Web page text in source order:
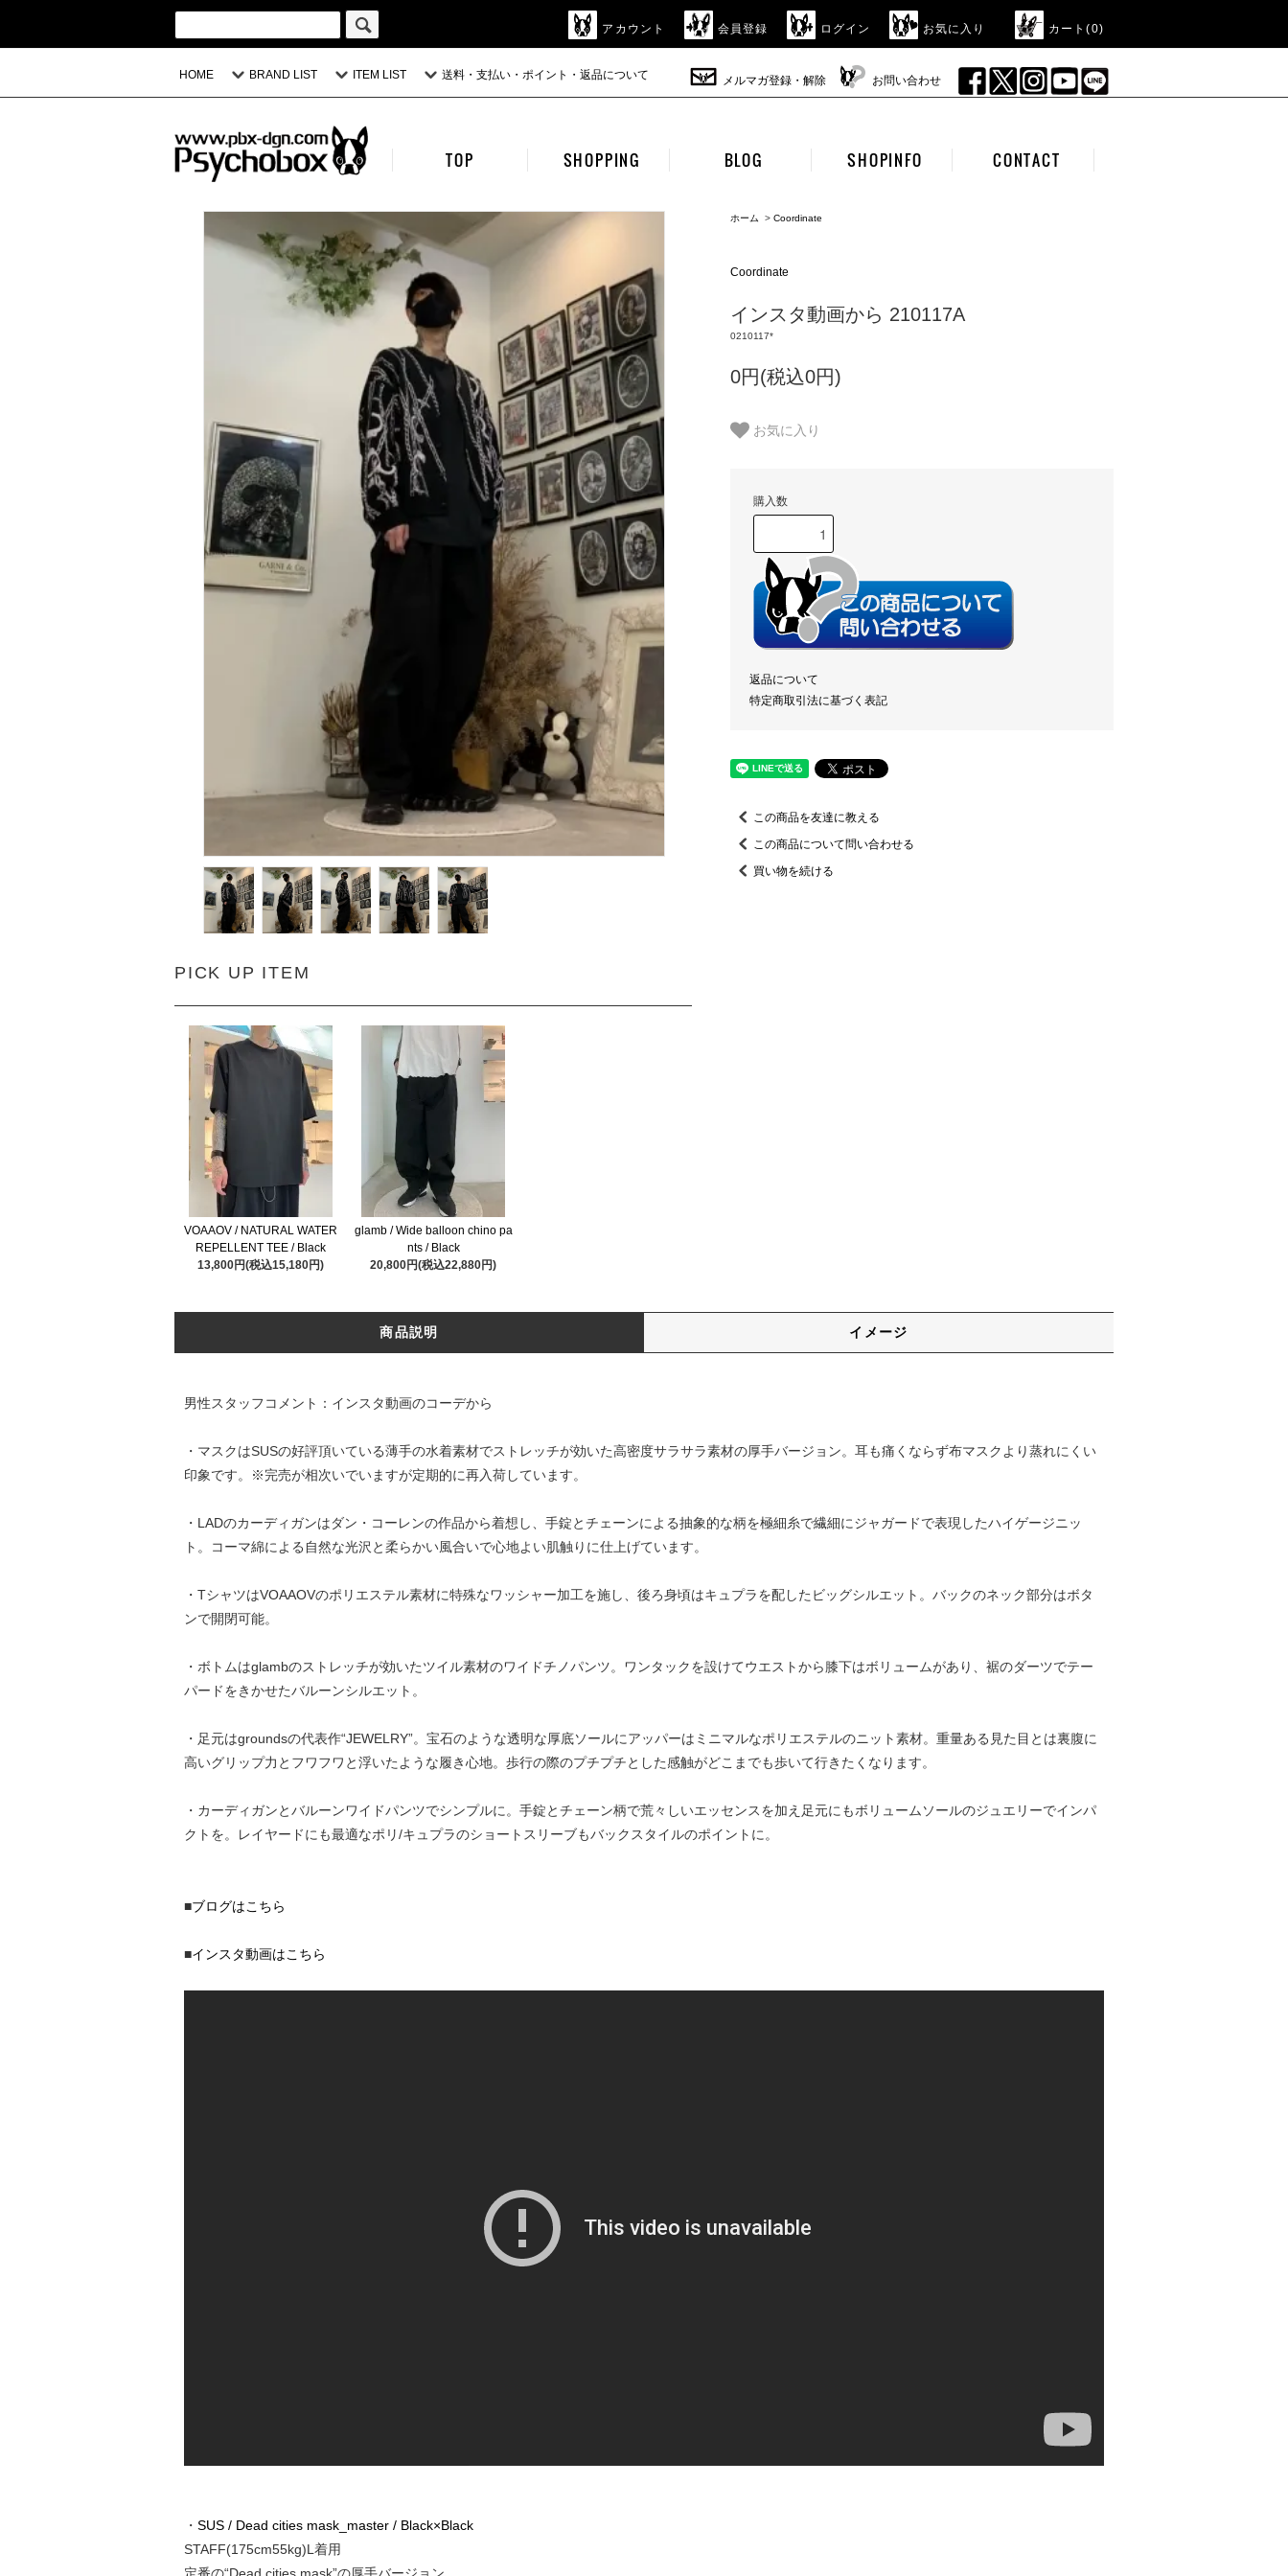
アカウント 会員登録 ログイン お気に入り カート(0)
HOME BRAND LIST ITEM LIST 送料・支払い・ポイント・返品について メルマガ登録・解除 お問い合わせ
TOP SHOPPING BLOG SHOPINFO CONTACT
PICK UP ITEM
VOAAOV / NATURAL WATER
REPELLENT TEE / Black
13,800円(税込15,180円)
glamb / Wide balloon chino pa
nts / Black
20,800円(税込22,880円)
ホーム > Coordinate
Coordinate
インスタ動画から 210117A
0210117*
0円(税込0円)
お気に入り
購入数
返品について
特定商取引法に基づく表記
この商品を友達に教える
この商品について問い合わせる
買い物を続ける
商品説明 イメージ
男性スタッフコメント：インスタ動画のコーデから
・マスクはSUSの好評頂いている薄手の水着素材でストレッチが効いた高密度サラサラ素材の厚手バージョン。耳も痛くならず布マスクより蒸れにくい
印象です。※完売が相次いでいますが定期的に再入荷しています。
・LADのカーディガンはダン・コーレンの作品から着想し、手錠とチェーンによる抽象的な柄を極細糸で繊細にジャガードで表現したハイゲージニッ
ト。コーマ綿による自然な光沢と柔らかい風合いで心地よい肌触りに仕上げています。
・TシャツはVOAAOVのポリエステル素材に特殊なワッシャー加工を施し、後ろ身頃はキュプラを配したビッグシルエット。バックのネック部分はボタ
ンで開閉可能。
・ボトムはglambのストレッチが効いたツイル素材のワイドチノパンツ。ワンタックを設けてウエストから膝下はボリュームがあり、裾のダーツでテー
パードをきかせたバルーンシルエット。
・足元はgroundsの代表作“JEWELRY”。宝石のような透明な厚底ソールにアッパーはミニマルなポリエステルのニット素材。重量ある見た目とは裏腹に
高いグリップ力とフワフワと浮いたような履き心地。歩行の際のプチプチとした感触がどこまでも歩いて行きたくなります。
・カーディガンとバルーンワイドパンツでシンプルに。手錠とチェーン柄で荒々しいエッセンスを加え足元にもボリュームソールのジュエリーでインパ
クトを。レイヤードにも最適なポリ/キュプラのショートスリーブもバックスタイルのポイントに。
■ブログはこちら
■インスタ動画はこちら
・ SUS / Dead cities mask_master / Black×Black
STAFF(175cm55kg)L着用